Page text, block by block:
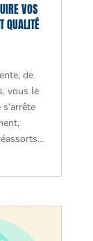
VOS
QUALITÉ
de
vous le